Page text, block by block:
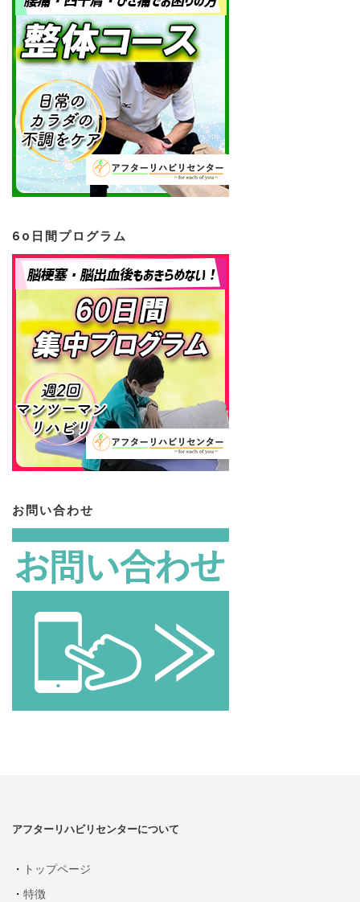
60日間プログラム
お問い合わせ
アフターリハビリセンターについて
・ トップページ
・ 特徴